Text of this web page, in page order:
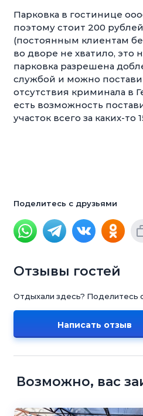
Парковка в гостинице
поэтому стоит 200
(постоянным клиентам
во дворе не хватило, это
парковка разрешена
службой и можно
отсутствия криминала в
есть возможность
участок всего за каких-то
Поделитесь с друзьями
Отзывы гостей
Отдыхали здесь? Поделитесь
Написать отзыв
Возможно, вас